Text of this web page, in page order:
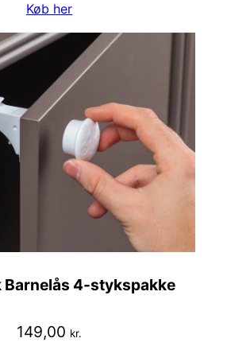
Køb her
Barnelås 4-stykspakke
149,00 kr.